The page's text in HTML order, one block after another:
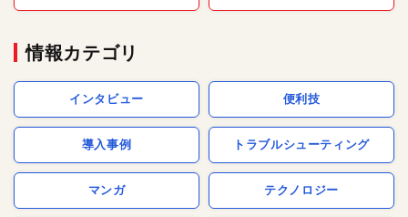
情報カテゴリ
インタビュー 便利技
導入事例 トラブルシューティング
マンガ テクノロジー